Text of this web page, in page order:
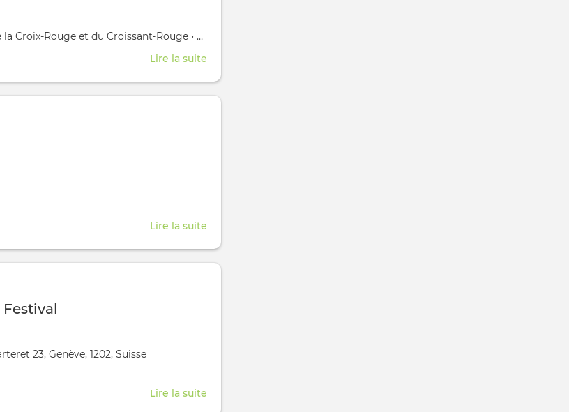
Croix-Rouge et du Croissant-Rouge ,• Avenue de la Paix, 17, Genève, 1202, Suisse
Lire la suite
Musée
International
Lire la suite
Lirenjeu
23, Genève, 1202, Suisse
Lire la suite